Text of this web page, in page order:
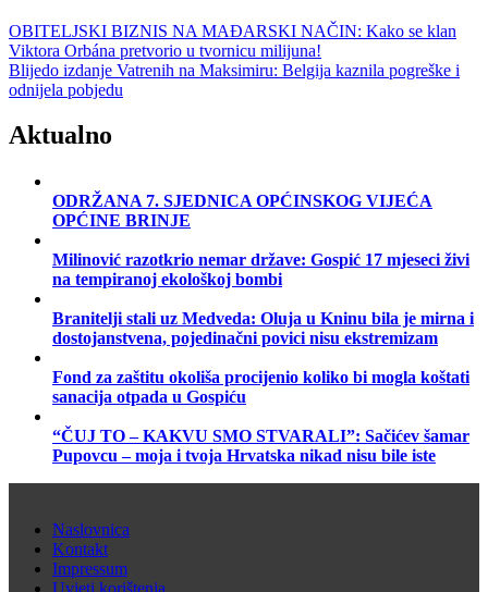
OBITELJSKI BIZNIS NA MAĐARSKI NAČIN: Kako se klan
Viktora Orbána pretvorio u tvornicu milijuna!
Blijedo izdanje Vatrenih na Maksimiru: Belgija kaznila pogreške i
odnijela pobjedu
Aktualno
ODRŽANA 7. SJEDNICA OPĆINSKOG VIJEĆA
OPĆINE BRINJE
Milinović razotkrio nemar države: Gospić 17 mjeseci živi
na tempiranoj ekološkoj bombi
Branitelji stali uz Medveda: Oluja u Kninu bila je mirna i
dostojanstvena, pojedinačni povici nisu ekstremizam
Fond za zaštitu okoliša procijenio koliko bi mogla koštati
sanacija otpada u Gospiću
“ČUJ TO – KAKVU SMO STVARALI”: Sačićev šamar
Pupovcu – moja i tvoja Hrvatska nikad nisu bile iste
Naslovnica
Kontakt
Impressum